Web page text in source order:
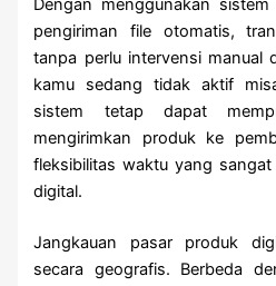
Dengan menggunakan
pengiriman file otomatis,
tanpa perlu intervensi manual
kamu sedang tidak aktif
sistem tetap dapat
mengirimkan produk ke
fleksibilitas waktu yang
digital.
Jangkauan pasar produk
secara geografis. Berbeda